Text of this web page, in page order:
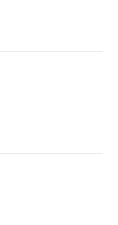
经验或相关实
见解。
司的节奏，能